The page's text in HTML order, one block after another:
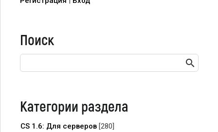
Поиск
Категории раздела
CS 1.6: Для серверов [280]